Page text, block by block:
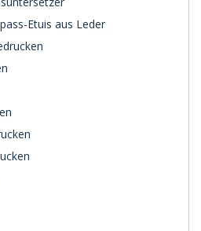
Etuis aus Leder